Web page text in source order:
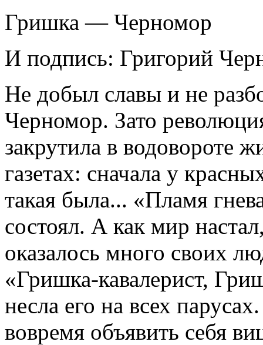
Гришка — Черномор
И подпись: Григорий
Не добыл славы и не
Черномор. Зато
закрутила в водовороте
газетах: сначала у
такая была... «Пламя
состоял. А как мир
оказалось много своих
«Гришка-кавалерист,
несла его на всех
вовремя объявить себя